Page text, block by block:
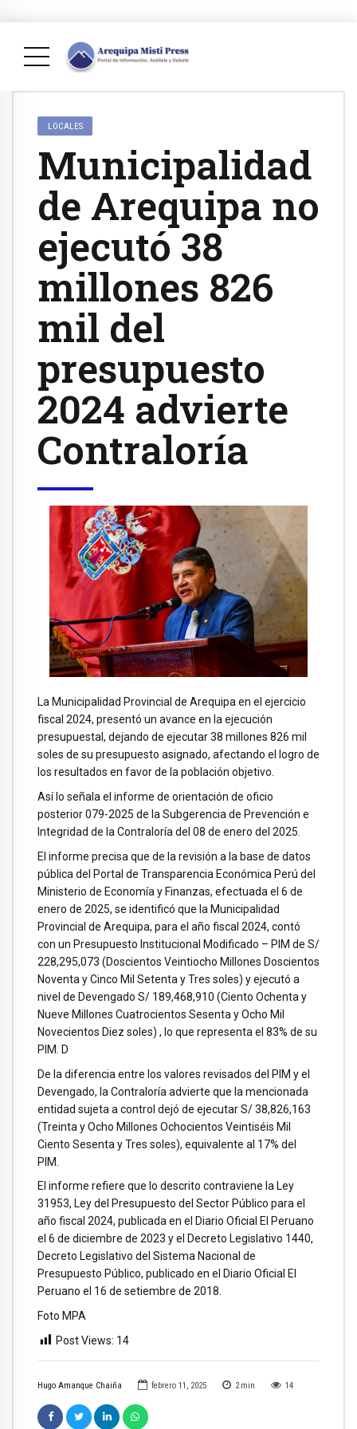
Hugo Amanque Chaiña febrero 11, 2025 2 min 14
LOCALES
Municipalidad
de Arequipa no
ejecutó 38
millones 826
mil del
presupuesto
2024 advierte
Contraloría
La Municipalidad Provincial de Arequipa en el ejercicio
fiscal 2024, presentó un avance en la ejecución
presupuestal, dejando de ejecutar 38 millones 826 mil
soles de su presupuesto asignado, afectando el logro de
los resultados en favor de la población objetivo.
Así lo señala el informe de orientación de oficio
posterior 079-2025 de la Subgerencia de Prevención e
Integridad de la Contraloría del 08 de enero del 2025.
El informe precisa que de la revisión a la base de datos
pública del Portal de Transparencia Económica Perú del
Ministerio de Economía y Finanzas, efectuada el 6 de
enero de 2025, se identificó que la Municipalidad
Provincial de Arequipa, para el año fiscal 2024, contó
con un Presupuesto Institucional Modificado – PIM de S/
228,295,073 (Doscientos Veintiocho Millones Doscientos
Noventa y Cinco Mil Setenta y Tres soles) y ejecutó a
nivel de Devengado S/ 189,468,910 (Ciento Ochenta y
Nueve Millones Cuatrocientos Sesenta y Ocho Mil
Novecientos Diez soles) , lo que representa el 83% de su
PIM. D
De la diferencia entre los valores revisados del PIM y el
Devengado, la Contraloría advierte que la mencionada
entidad sujeta a control dejó de ejecutar S/ 38,826,163
(Treinta y Ocho Millones Ochocientos Veintiséis Mil
Ciento Sesenta y Tres soles), equivalente al 17% del
PIM.
El informe refiere que lo descrito contraviene la Ley
31953, Ley del Presupuesto del Sector Público para el
año fiscal 2024, publicada en el Diario Oficial El Peruano
el 6 de diciembre de 2023 y el Decreto Legislativo 1440,
Decreto Legislativo del Sistema Nacional de
Presupuesto Público, publicado en el Diario Oficial El
Peruano el 16 de setiembre de 2018.
Foto MPA
Post Views: 14